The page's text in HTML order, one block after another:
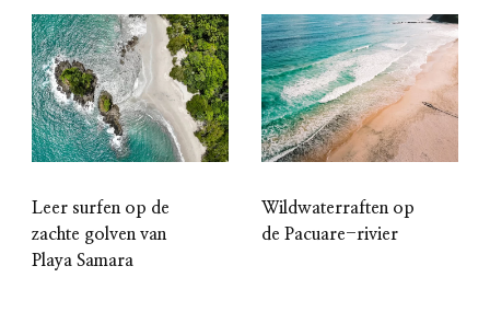
Leer surfen op de
zachte golven van
Playa Samara
Wildwaterraften op
de Pacuare-rivier